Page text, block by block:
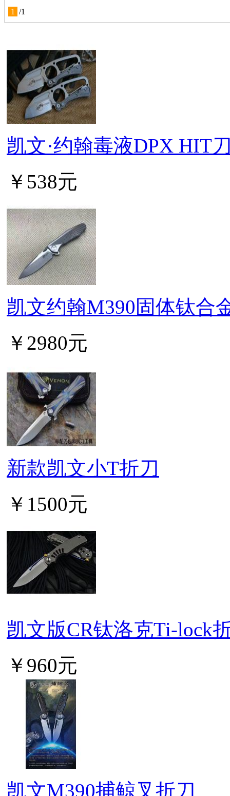
1 /1
凯文·约翰毒液DPX HIT
￥538元
凯文约翰M390固体钛合
￥2980元
新款凯文小T折刀
￥1500元
凯文版CR钛洛克Ti-lock
￥960元
凯文M390捕鲸叉折刀